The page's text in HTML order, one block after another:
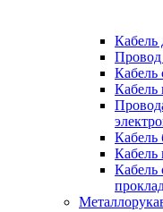
Кабель
Провод
Кабель
Кабель
Кабель
Кабель
Кабель